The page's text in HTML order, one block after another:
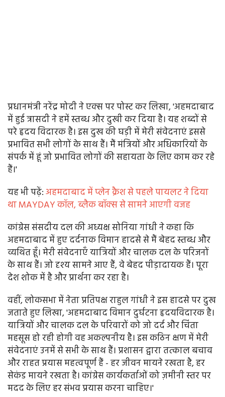
प्रधानमंत्री नरेंद्र मोदी ने एक्स पर पोस्ट कर लिखा, 'अहमदाबाद
में हुई त्रासदी ने हमें स्तब्ध और दुखी कर दिया है। यह शब्दों से
परे हृदय विदारक है। इस दुख की घड़ी में मेरी संवेदनाएं इससे
प्रभावित सभी लोगों के साथ हैं। मैं मंत्रियों और अधिकारियों के
संपर्क में हूं जो प्रभावित लोगों की सहायता के लिए काम कर रहे
हैं।'
यह भी पढ़ें:अहमदाबाद में प्लेन क्रैश से पहले पायलट ने दिया
था MAYDAY कॉल, ब्लैक बॉक्स से सामने आएगी वजह
कांग्रेस संसदीय दल की अध्यक्ष सोनिया गांधी ने कहा कि
अहमदाबाद में हुए दर्दनाक विमान हादसे से मैं बेहद स्तब्ध और
व्यथित हूँ। मेरी संवेदनाएँ यात्रियों और चालक दल के परिजनों
के साथ हैं। जो दृश्य सामने आए हैं, वे बेहद पीड़ादायक हैं। पूरा
देश शोक में है और प्रार्थना कर रहा है।
वहीं, लोकसभा में नेता प्रतिपक्ष राहुल गांधी ने इस हादसे पर दुख
जताते हुए लिखा, 'अहमदाबाद विमान दुर्घटना हृदयविदारक है।
यात्रियों और चालक दल के परिवारों को जो दर्द और चिंता
महसूस हो रही होगी वह अकल्पनीय है। इस कठिन क्षण में मेरी
संवेदनाएं उनमें से सभी के साथ हैं। प्रशासन द्वारा तत्काल बचाव
और राहत प्रयास महत्वपूर्ण हैं - हर जीवन मायने रखता है, हर
सेकंड मायने रखता है। कांग्रेस कार्यकर्ताओं को ज़मीनी स्तर पर
मदद के लिए हर संभव प्रयास करना चाहिए।'